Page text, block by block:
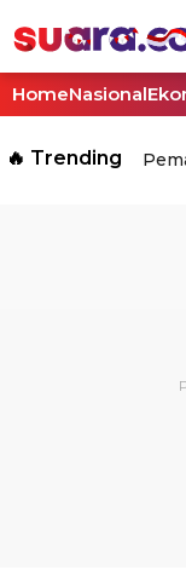
HomeNasional
🔥 Trending